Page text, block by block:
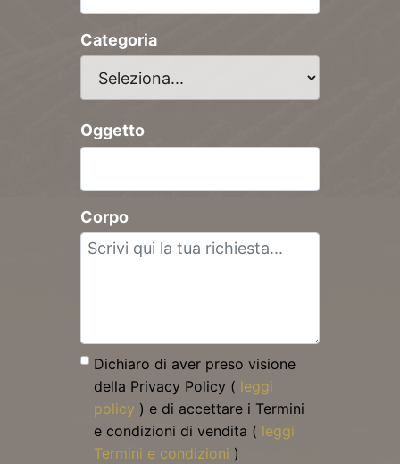
Categoria
Oggetto
Corpo
Dichiaro di aver preso visione
della Privacy Policy ( leggi
policy ) e di accettare i Termini
e condizioni di vendita ( leggi
Termini e condizioni )